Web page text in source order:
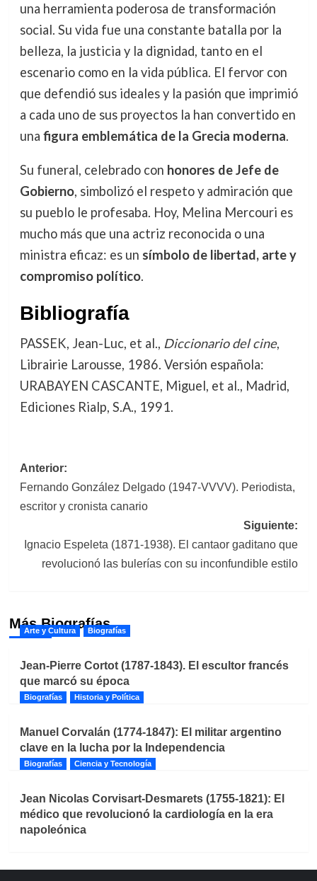
una herramienta poderosa de transformación
social. Su vida fue una constante batalla por la
belleza, la justicia y la dignidad, tanto en el
escenario como en la vida pública. El fervor con
que defendió sus ideales y la pasión que imprimió
a cada uno de sus proyectos la han convertido en
una figura emblemática de la Grecia moderna.
Su funeral, celebrado con honores de Jefe de
Gobierno, simbolizó el respeto y admiración que
su pueblo le profesaba. Hoy, Melina Mercouri es
mucho más que una actriz reconocida o una
ministra eficaz: es un símbolo de libertad, arte y
compromiso político.
Bibliografía
PASSEK, Jean-Luc, et al., Diccionario del cine,
Librairie Larousse, 1986. Versión española:
URABAYEN CASCANTE, Miguel, et al., Madrid,
Ediciones Rialp, S.A., 1991.
Navegación
de
Anterior:
Fernando González Delgado (1947-VVVV). Periodista,
escritor y cronista canario
Siguiente:
Ignacio Espeleta (1871-1938). El cantaor gaditano que
revolucionó las bulerías con su inconfundible estilo
Más Biografías
Arte y Cultura Biografías
Jean-Pierre Cortot (1787-1843). El escultor francés
que marcó su época
Biografías Historia y Política
Manuel Corvalán (1774-1847): El militar argentino
clave en la lucha por la Independencia
Biografías Ciencia y Tecnología
Jean Nicolas Corvisart-Desmarets (1755-1821): El
médico que revolucionó la cardiología en la era
napoleónica